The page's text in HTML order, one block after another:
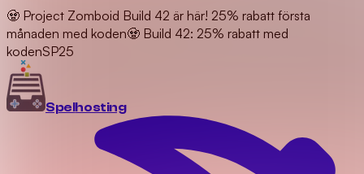
🧟 Project Zomboid Build 42 är här! 25% rabatt första
månaden med koden🧟 Build 42: 25% rabatt med
kodenSP25
Spelhosting